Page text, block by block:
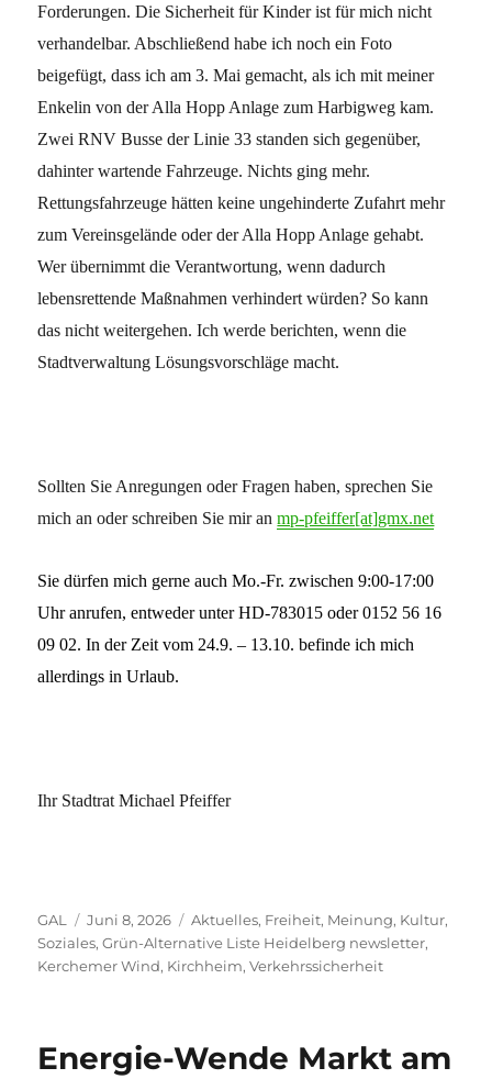
Forderungen. Die Sicherheit für Kinder ist für mich nicht
verhandelbar. Abschließend habe ich noch ein Foto
beigefügt, dass ich am 3. Mai gemacht, als ich mit meiner
Enkelin von der Alla Hopp Anlage zum Harbigweg kam.
Zwei RNV Busse der Linie 33 standen sich gegenüber,
dahinter wartende Fahrzeuge. Nichts ging mehr.
Rettungsfahrzeuge hätten keine ungehinderte Zufahrt mehr
zum Vereinsgelände oder der Alla Hopp Anlage gehabt.
Wer übernimmt die Verantwortung, wenn dadurch
lebensrettende Maßnahmen verhindert würden? So kann
das nicht weitergehen. Ich werde berichten, wenn die
Stadtverwaltung Lösungsvorschläge macht.
Sollten Sie Anregungen oder Fragen haben, sprechen Sie
mich an oder schreiben Sie mir anmp-pfeiffer[at]gmx.net
Sie dürfen mich gerne auch Mo.-Fr. zwischen 9:00-17:00
Uhr anrufen, entweder unter HD-783015 oder 0152 56 16
09 02. In der Zeit vom 24.9. – 13.10. befinde ich mich
allerdings in Urlaub.
Ihr Stadtrat Michael Pfeiffer
Autor
GAL
Veröffentlicht
am
Juni 8, 2026 Kategorien
Aktuelles, Freiheit, Meinung, Kultur,
Soziales,Grün-Alternative Liste Heidelberg newsletter,
Kerchemer Wind, Kirchheim,Verkehrssicherheit
Energie-Wende Markt am